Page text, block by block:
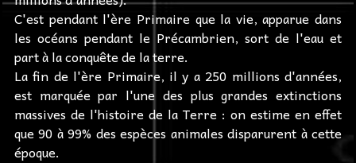
C'est pendant l'ère Primaire que la vie, apparue dans
les océans pendant le Précambrien, sort de l'eau et
part à la conquête de la terre.
La fin de l'ère Primaire, il y a 250 millions d'années,
est marquée par l'une des plus grandes extinctions
massives de l'histoire de la Terre : on estime en effet
que 90 à 99% des espèces animales disparurent à cette
époque.